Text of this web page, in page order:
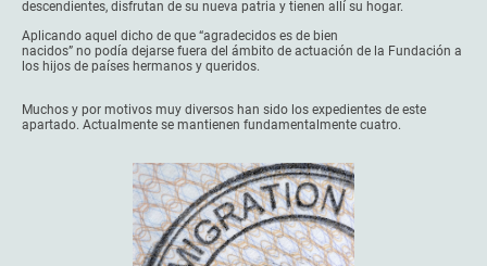
descendientes, disfrutan de su nueva patria y tienen allí su hogar.
Aplicando aquel dicho de que “agradecidos es de bien
nacidos” no podía dejarse fuera del ámbito de actuación de la Fundación a
los hijos de países hermanos y queridos.
Muchos y por motivos muy diversos han sido los expedientes de este
apartado. Actualmente se mantienen fundamentalmente cuatro.